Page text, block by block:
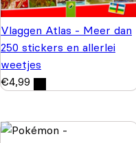
Vlaggen Atlas - Meer dan
250 stickers en allerlei
weetjes
€4,99